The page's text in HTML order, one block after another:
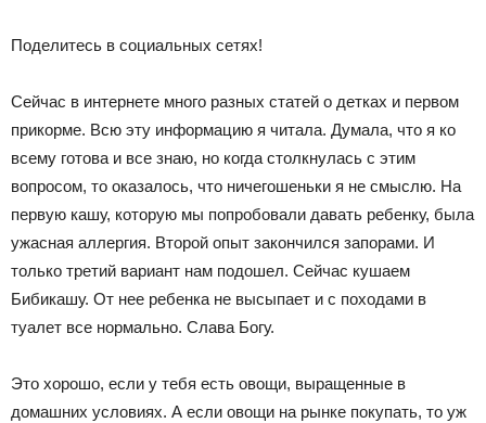
Поделитесь в социальных сетях!
Сейчас в интернете много разных статей о детках и первом
прикорме. Всю эту информацию я читала. Думала, что я ко
всему готова и все знаю, но когда столкнулась с этим
вопросом, то оказалось, что ничегошеньки я не смыслю. На
первую кашу, которую мы попробовали давать ребенку, была
ужасная аллергия. Второй опыт закончился запорами. И
только третий вариант нам подошел. Сейчас кушаем
Бибикашу. От нее ребенка не высыпает и с походами в
туалет все нормально. Слава Богу.
Это хорошо, если у тебя есть овощи, выращенные в
домашних условиях. А если овощи на рынке покупать, то уж